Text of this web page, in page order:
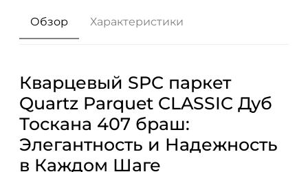
Обзор Характеристики
Кварцевый SPC паркет
Quartz Parquet CLASSIC Дуб
Тоскана 407 браш:
Элегантность и Надежность
в Каждом Шаге